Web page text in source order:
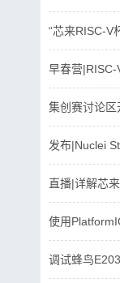
“芯来RISC-V
早春营|RISC-
集创赛讨论区
发布|Nuclei
直播|详解芯
使用
调试蜂鸟